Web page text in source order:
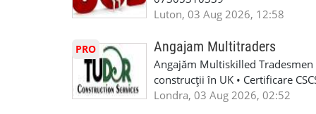
Luton, 03 Aug 2026, 12:58
PRO Angajam Multitraders
Angajăm Multiskilled
construcții în UK • Certificare
specializate (căutăm
Londra, 03 Aug 2026, 02:52